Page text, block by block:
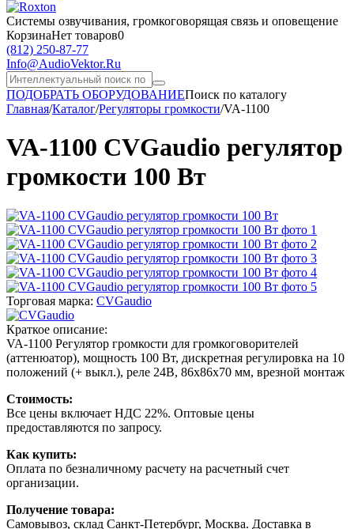
Системы озвучивания, громкоговорящая связь и оповещение
КорзинаНет товаров0
(812) 250-87-77
Info@AudioVektor.Ru
ПОДОБРАТЬ ОБОРУДОВАНИЕПоиск по каталогу
Главная/Каталог/Регуляторы громкости/VA-1100
VA-1100 CVGaudio регулятор
громкости 100 Вт
Торговая марка: CVGaudio
Краткое описание:
VA-1100 Регулятор громкости для громкоговорителей
(аттенюатор), мощность 100 Вт, дискретная регулировка на 10
положений (+ выкл.), реле 24В, 86х86х70 мм, врезной монтаж
Стоимость:
Все цены включает НДС 22%. Оптовые цены
предоставляются по запросу.
Как купить:
Оплата по безналичному расчету на расчетный счет
организации.
Получение товара:
Самовывоз, склад Санкт-Петербург, Москва. Доставка в